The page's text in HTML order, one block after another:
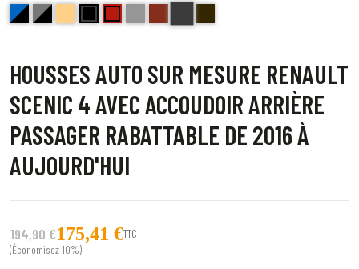
bleu et noir Delta
gris et noirbeige bravo
noir centre gris bord noir foxtrot
Rouge ( bord noir) EchoBords anthracite centre gris
HOUSSES AUTO SUR MESURE RENAULT
SCENIC 4 AVEC ACCOUDOIR ARRIÈRE
PASSAGER RABATTABLE DE 2016 À
AUJOURD'HUI
194,90 €175,41 €TTC
(Économisez 10%)